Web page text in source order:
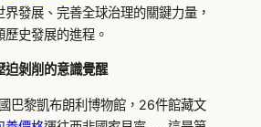
界發展、完善全球治理的關鍵力量，
史發展的進程。
迫剝削的意識覺醒
巴黎凱布朗利博物館，26件館藏文